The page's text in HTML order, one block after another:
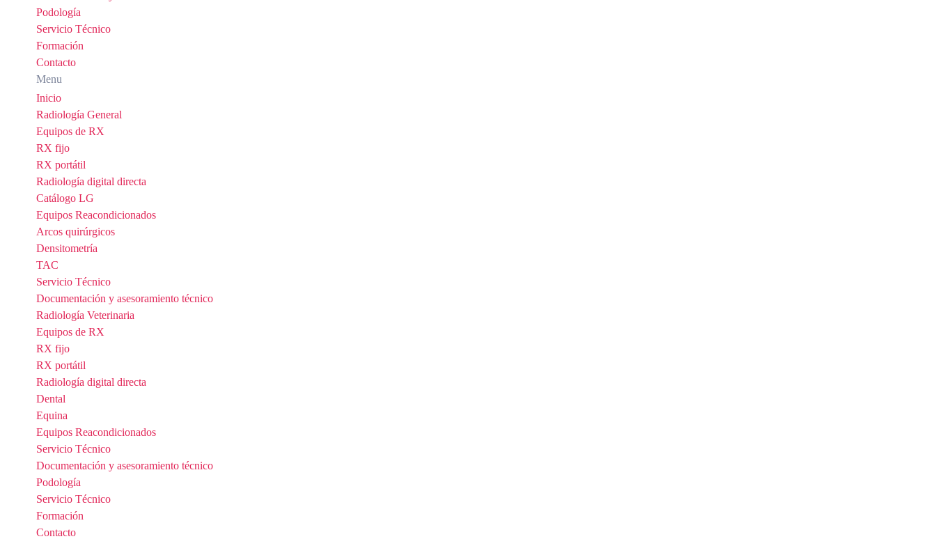
Podología
Servicio Técnico
Formación
Contacto
Menu
Inicio
Radiología General
Equipos de RX
RX fijo
RX portátil
Radiología digital directa
Catálogo LG
Equipos Reacondicionados
Arcos quirúrgicos
Densitometría
TAC
Servicio Técnico
Documentación y asesoramiento técnico
Radiología Veterinaria
Equipos de RX
RX fijo
RX portátil
Radiología digital directa
Dental
Equina
Equipos Reacondicionados
Servicio Técnico
Documentación y asesoramiento técnico
Podología
Servicio Técnico
Formación
Contacto